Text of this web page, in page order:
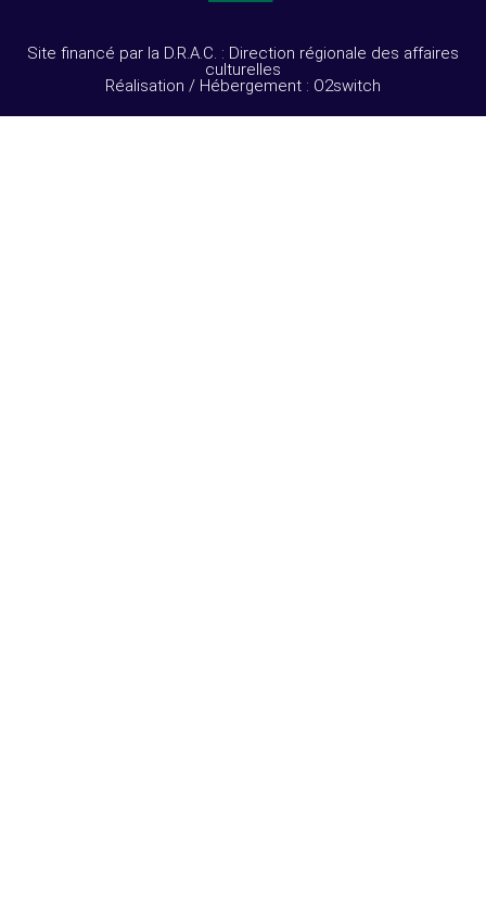
Site financé par la D.R.A.C. : Direction régionale des affaires
culturelles
Réalisation / Hébergement : O2switch